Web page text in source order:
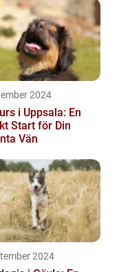
2024
i Uppsala: En
Start för Din
Vän
2024